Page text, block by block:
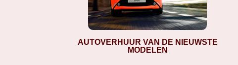
AUTOVERHUUR VAN DE NIEUWSTE
MODELEN